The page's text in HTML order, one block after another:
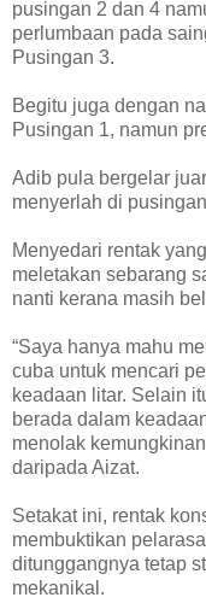
pusingan 2 dan 4
perlumbaan pada
Pusingan 3.
Begitu juga dengan
Pusingan 1, namun
Adib pula bergelar
menyerlah di
Menyedari rentak
meletakan sebarang
nanti kerana masih
“Saya hanya mahu
cuba untuk mencari
keadaan litar. Selain
berada dalam
menolak
daripada Aizat.
Setakat ini, rentak
membuktikan
ditunggangnya tetap
mekanikal.